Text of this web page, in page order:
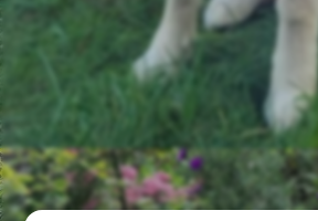
3.4 Monate
3.3 Monate
3.2 Monate
2.9 Monate
2.8 Monate